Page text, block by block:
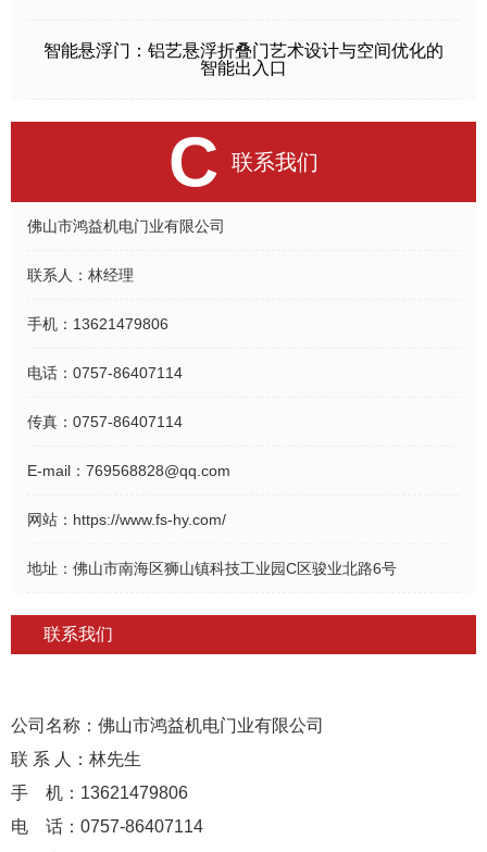
智能悬浮门：铝艺悬浮折叠门艺术设计与空间优化的
智能出入口
C 联系我们
佛山市鸿益机电门业有限公司
联系人： 林经理
手机： 13621479806
电话： 0757-86407114
传真： 0757-86407114
E-mail： 769568828@qq.com
网站： https://www.fs-hy.com/
地址： 佛山市南海区狮山镇科技工业园C区骏业北路6号
联系我们
公司名称：佛山市鸿益机电门业有限公司
联 系 人：林先生
手 机：13621479806
电 话：0757-86407114